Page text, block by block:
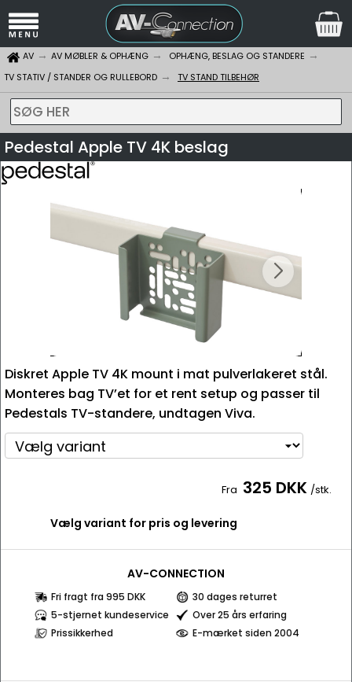
AV AV MØBLER & OPHÆNG
OPHÆNG, BESLAG OG STANDERE
TV STATIV / STANDER OG RULLEBORD
TV STAND TILBEHØR
SØG HER
Pedestal Apple TV 4K beslag
Diskret Apple TV 4K mount i mat pulverlakeret stål.
Monteres bag TV’et for et rent setup og passer til
Pedestals TV-standere, undtagen Viva.
Fra 325 DKK /stk.
Vælg variant for pris og levering
AV-CONNECTION
Fri fragt fra 995 DKK
30 dages returret
5-stjernet kundeservice
Over 25 års erfaring
Prissikkerhed
E-mærket siden 2004